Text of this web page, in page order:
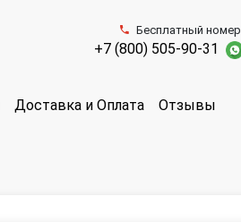
Бесплатный номер
+7 (800) 505-90-31
Доставка и Оплата Отзывы